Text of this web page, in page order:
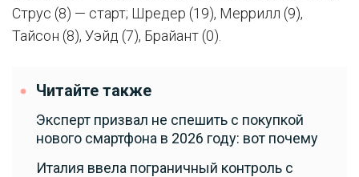
Струс (8) — старт; Шредер (19), Меррилл (9),
Тайсон (8), Уэйд (7), Брайант (0).
Читайте также
Эксперт призвал не спешить с покупкой
нового смартфона в 2026 году: вот почему
Италия ввела пограничный контроль с